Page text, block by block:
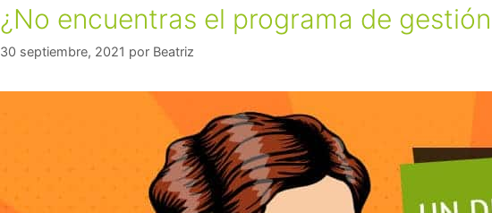
¿No encuentras el programa de
30 septiembre, 2021 por Beatriz